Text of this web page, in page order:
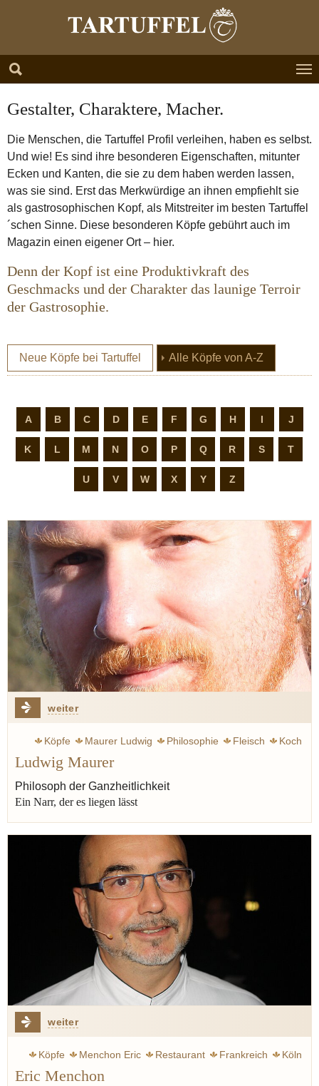
Gestalter, Charaktere, Macher.
Die Menschen, die Tartuffel Profil verleihen, haben es selbst.
Und wie! Es sind ihre besonderen Eigenschaften, mitunter
Ecken und Kanten, die sie zu dem haben werden lassen,
was sie sind. Erst das Merkwürdige an ihnen empfiehlt sie
als gastrosophischen Kopf, als Mitstreiter im besten Tartuffel
´schen Sinne. Diese besonderen Köpfe gebührt auch im
Magazin einen eigener Ort – hier.
Denn der Kopf ist eine Produktivkraft des
Geschmacks und der Charakter das launige Terroir
der Gastrosophie.
Neue Köpfe bei Tartuffel Alle Köpfe von A-Z
A B C D E F G H I J
K L M N O P Q R S T
U V W X Y Z
weiter
Köpfe Maurer Ludwig Philosophie Fleisch
Koch
Ludwig Maurer
Philosoph der Ganzheitlichkeit
Ein Narr, der es liegen lässt
weiter
Köpfe Menchon Eric Restaurant Frankreich
Köln
Dumaine, Jean-Marie
Eric Menchon